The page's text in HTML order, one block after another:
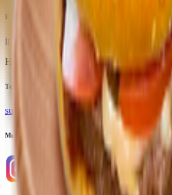
info@yoda.by
Не для электронных обращений
Тех. поддержка
support@yoda.by
Мы в соцсетях